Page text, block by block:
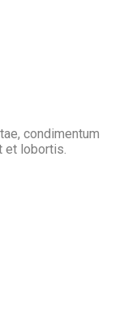
condimentum
et lobortis.